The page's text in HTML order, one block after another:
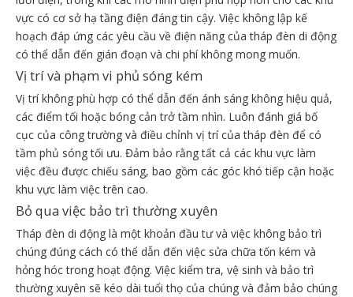
vực có cơ sở hạ tầng điện đáng tin cậy. Việc không lập kế
hoạch đáp ứng các yêu cầu về điện năng của tháp đèn di động
có thể dẫn đến gián đoạn và chi phí không mong muốn.
Vị trí và phạm vi phủ sóng kém
Vị trí không phù hợp có thể dẫn đến ánh sáng không hiệu quả,
các điểm tối hoặc bóng cản trở tầm nhìn. Luôn đánh giá bố
cục của công trường và điều chỉnh vị trí của tháp đèn để có
tầm phủ sóng tối ưu. Đảm bảo rằng tất cả các khu vực làm
việc đều được chiếu sáng, bao gồm các góc khó tiếp cận hoặc
khu vực làm việc trên cao.
Bỏ qua việc bảo trì thường xuyên
Tháp đèn di động là một khoản đầu tư và việc không bảo trì
chúng đúng cách có thể dẫn đến việc sửa chữa tốn kém và
hỏng hóc trong hoạt động. Việc kiểm tra, vệ sinh và bảo trì
thường xuyên sẽ kéo dài tuổi thọ của chúng và đảm bảo chúng